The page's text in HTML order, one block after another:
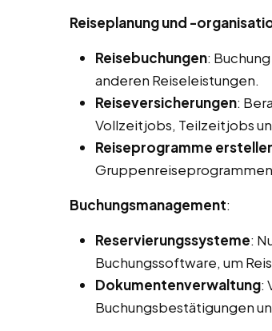
Reiseplanung und -
Reisebuchungen:
anderen Reiseleistungen.
Reiseversicherungen:
Vollzeitjobs, Teilzeitjobs
Reiseprogramme
Buchungsmanagement:
Reservierungssysteme:
Buchungssoftware, um
Dokumentenverwaltung:
Buchungsbestätigungen